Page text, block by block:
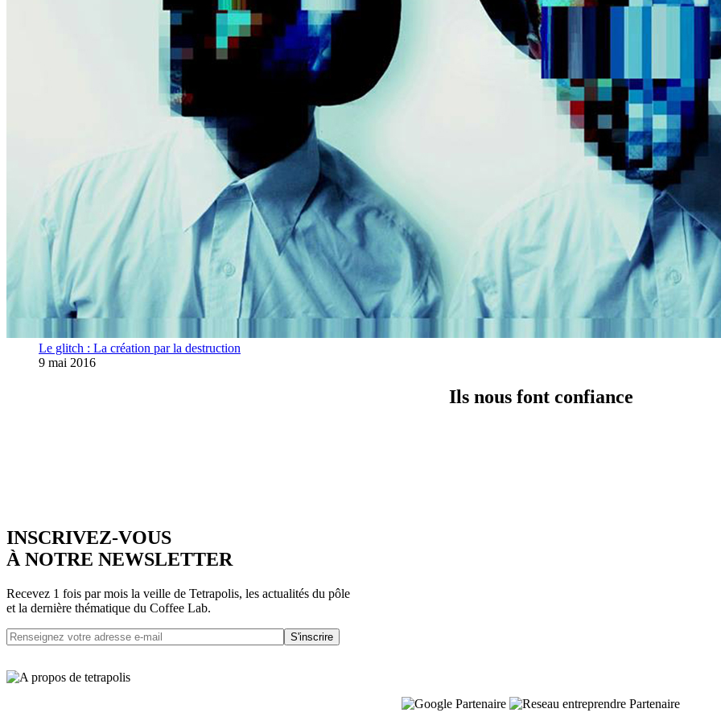
Le glitch : La création par la destruction
9 mai 2016
Ils nous font confiance
INSCRIVEZ-VOUS
À NOTRE NEWSLETTER
Recevez 1 fois par mois la veille de Tetrapolis, les actualités du pôle
et la dernière thématique du Coffee Lab.
S'inscrire